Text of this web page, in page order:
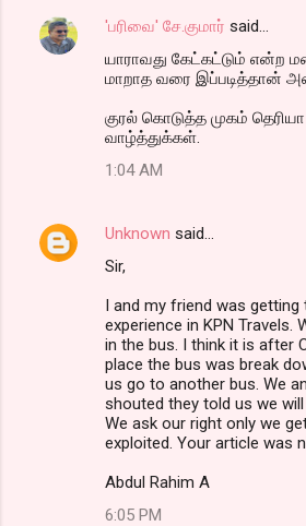
'பரிவை' சே.குமார் said…
யாராவது கேட்கட்டும் என்ற
மாறாத வரை இப்படித்தான்
குரல் கொடுத்த முகம்
வாழ்த்துக்கள்.
1:04 AM
Unknown said…
Sir,
I and my friend was
experience in KPN Travels.
in the bus. I think it is after
place the bus was break
us go to another bus. We
shouted they told us we will
We ask our right only we
exploited. Your article was
Abdul Rahim A
6:05 PM